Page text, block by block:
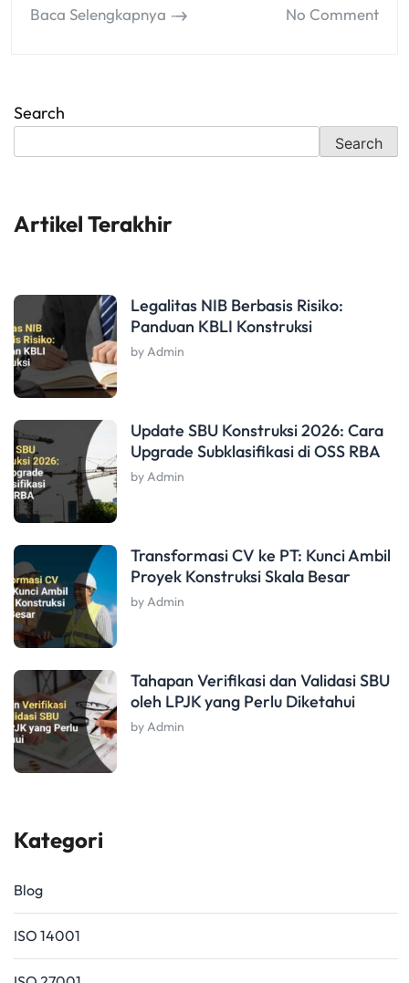
Baca Selengkapnya No Comment
Search
Search
Artikel Terakhir
Legalitas NIB Berbasis Risiko:
Panduan KBLI Konstruksi
by Admin
Update SBU Konstruksi 2026: Cara
Upgrade Subklasifikasi di OSS RBA
by Admin
Transformasi CV ke PT: Kunci Ambil
Proyek Konstruksi Skala Besar
by Admin
Tahapan Verifikasi dan Validasi SBU
oleh LPJK yang Perlu Diketahui
by Admin
Kategori
Blog
ISO 14001